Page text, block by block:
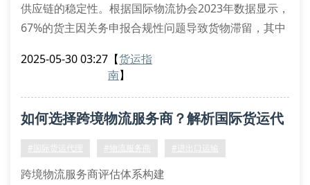
供应链的稳定性。根据国际物流协会2023年数据显示，
67%的货主因关务申报合规性问题导致货物滞留，其中
信国际货运代理有限公司独创的三维可视化物流追踪系
关键评估维度解析
运输路径优化能力是衡量服务商的核心指标。
2025-05-30 03:27 【货运指
南】
如何选择跨境物流服务商？解析国际货运代
理五大核心指标
#国际货运代理 #物流服务商 #进出口运输
跨境物流服务商评估体系构建